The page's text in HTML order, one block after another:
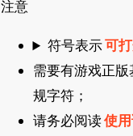
注意
符号表示可
需要有游戏正
规字符；
请务必阅读使